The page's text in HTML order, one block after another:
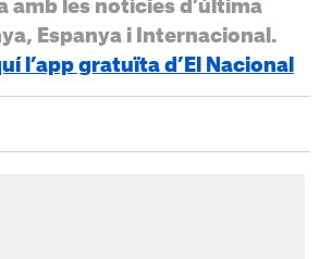
amb les notícies d’última
Espanya i Internacional.
l’app gratuïta d’El Nacional